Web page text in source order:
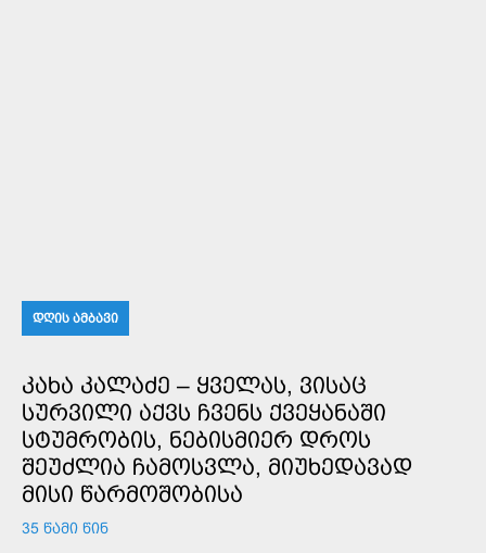
ᲓᲦᲘᲡ ᲐᲛᲑᲐᲕᲘ
ᲙᲐᲮᲐ ᲙᲐᲚᲐᲫᲔ – ᲧᲕᲔᲚᲐᲡ, ᲕᲘᲡᲐᲪ
ᲡᲣᲠᲕᲘᲚᲘ ᲐᲥᲕᲡ ᲩᲕᲔᲜᲡ ᲥᲕᲔᲧᲐᲜᲐᲨᲘ
ᲡᲢᲣᲛᲠᲝᲑᲘᲡ, ᲜᲔᲑᲘᲡᲛᲘᲔᲠ ᲓᲠᲝᲡ
ᲨᲔᲣᲫᲚᲘᲐ ᲩᲐᲛᲝᲡᲕᲚᲐ, ᲛᲘᲣᲮᲔᲓᲐᲕᲐᲓ
ᲛᲘᲡᲘ ᲬᲐᲠᲛᲝᲨᲝᲑᲘᲡᲐ
35 ᲬᲐᲛᲘ ᲬᲘᲜ